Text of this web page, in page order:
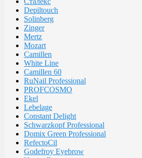
Depiltouch
Solinberg
Zinger
Mertz
Mozart
Camillen
White Line
Camillen 60
RuNail Professional
PROFCOSMO
Ekel
Lebelage
Constant Delight
Schwarzkopf Professional
Domix Green Professional
RefectoCil
Godefroy Eyebrow